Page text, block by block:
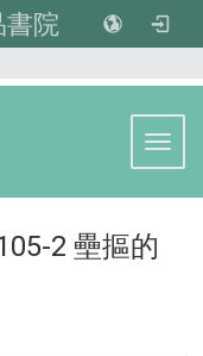
書院
2 壘摳的